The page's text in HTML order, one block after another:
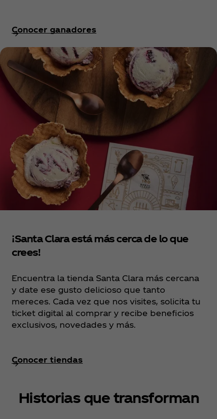
Conocer ganadores
¡Santa Clara está más cerca de lo que
crees!
Encuentra la tienda Santa Clara más cercana
y date ese gusto delicioso que tanto
mereces. Cada vez que nos visites, solicita tu
ticket digital al comprar y recibe beneficios
exclusivos, novedades y más.
Conocer tiendas
Historias que transforman